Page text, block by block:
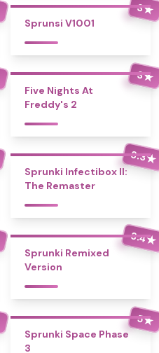
3★
Sprunsi V1001
3★
Five Nights At
Freddy's 2
3.3★
Sprunki Infectibox II:
The Remaster
3.4★
Sprunki Remixed
Version
5★
Sprunki Space Phase
3